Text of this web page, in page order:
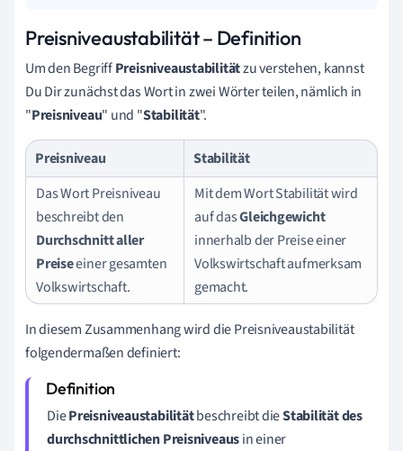
Preisniveaustabilität – Definition
Um den BegriffPreisniveaustabilitätzu verstehen, kannst
Du Dir zunächst das Wort in zwei Wörter teilen, nämlich in
"Preisniveau" und "Stabilität".
Preisniveau
Stabilität
Das Wort Preisniveau
beschreibt den
Durchschnitt aller
Preiseeiner gesamten
Volkswirtschaft.
Mit dem Wort Stabilität wird
auf dasGleichgewicht
innerhalb der Preise einer
Volkswirtschaft aufmerksam
gemacht.
In diesem Zusammenhang wird die Preisniveaustabilität
folgendermaßen definiert:
DiePreisniveaustabilitätbeschreibt dieStabilität des
durchschnittlichen Preisniveausin einer